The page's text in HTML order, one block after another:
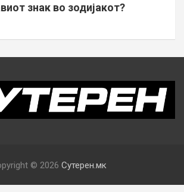
знак во зодијакот?
© 2026 Сутерен.мк